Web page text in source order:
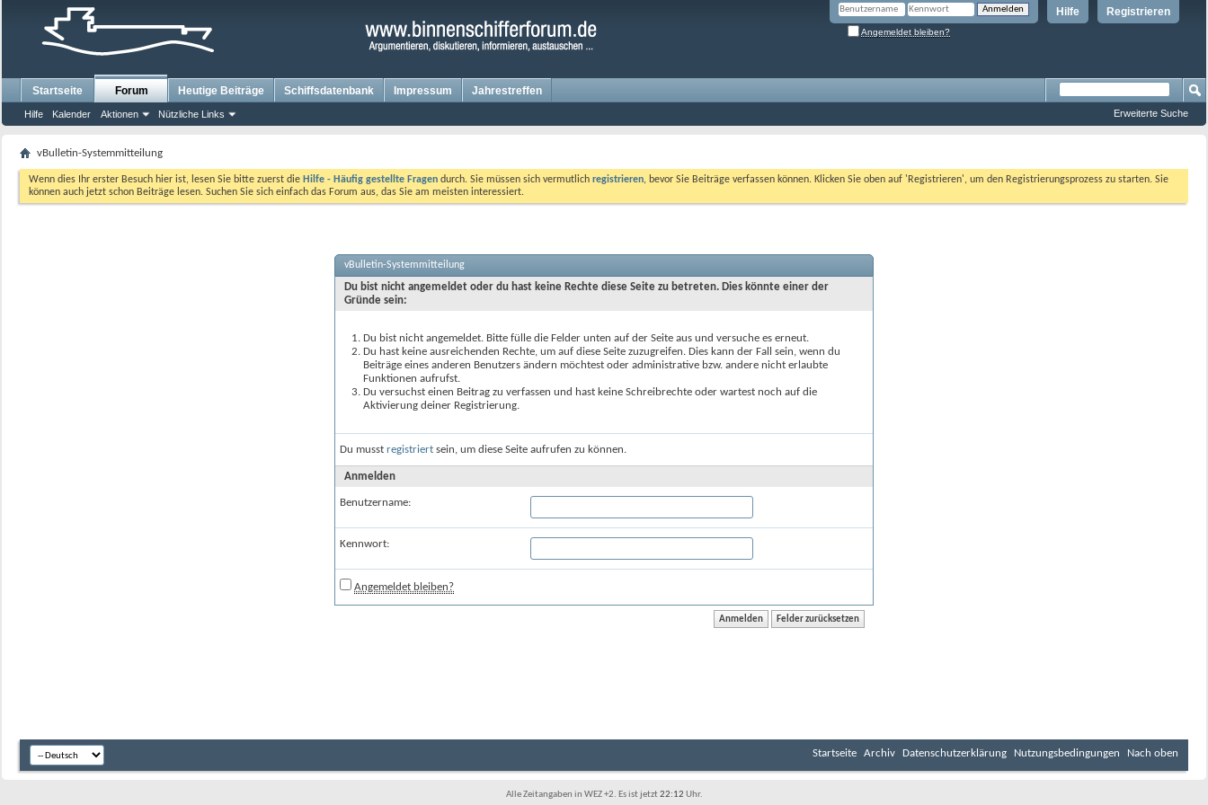
Registrieren
Hilfe
Angemeldet bleiben?
Startseite Forum
Hilfe Kalender Aktionen Nützliche Links
Heutige Beiträge Schiffsdatenbank Impressum Jahrestreffen
Erweiterte Suche
vBulletin-Systemmitteilung
Wenn dies Ihr erster Besuch hier ist, lesen Sie bitte zuerst die Hilfe - Häufig gestellte Fragen durch. Sie müssen sich vermutlich registrieren, bevor Sie Beiträge verfassen können. Klicken Sie oben auf 'Registrieren', um den Registrierungsprozess zu starten. Sie
können auch jetzt schon Beiträge lesen. Suchen Sie sich einfach das Forum aus, das Sie am meisten interessiert.
vBulletin-Systemmitteilung
Du bist nicht angemeldet oder du hast keine Rechte diese Seite zu betreten. Dies könnte einer der
Gründe sein:
Du bist nicht angemeldet. Bitte fülle die Felder unten auf der Seite aus und versuche es erneut.
Du hast keine ausreichenden Rechte, um auf diese Seite zuzugreifen. Dies kann der Fall sein, wenn du
Beiträge eines anderen Benutzers ändern möchtest oder administrative bzw. andere nicht erlaubte
Funktionen aufrufst.
Du versuchst einen Beitrag zu verfassen und hast keine Schreibrechte oder wartest noch auf die
Aktivierung deiner Registrierung.
Du musst registriert sein, um diese Seite aufrufen zu können.
Anmelden
Benutzername:
Kennwort:
Angemeldet bleiben?
Startseite Archiv Datenschutzerklärung Nutzungsbedingungen Nach oben
Alle Zeitangaben in WEZ +2. Es ist jetzt22:12 Uhr.